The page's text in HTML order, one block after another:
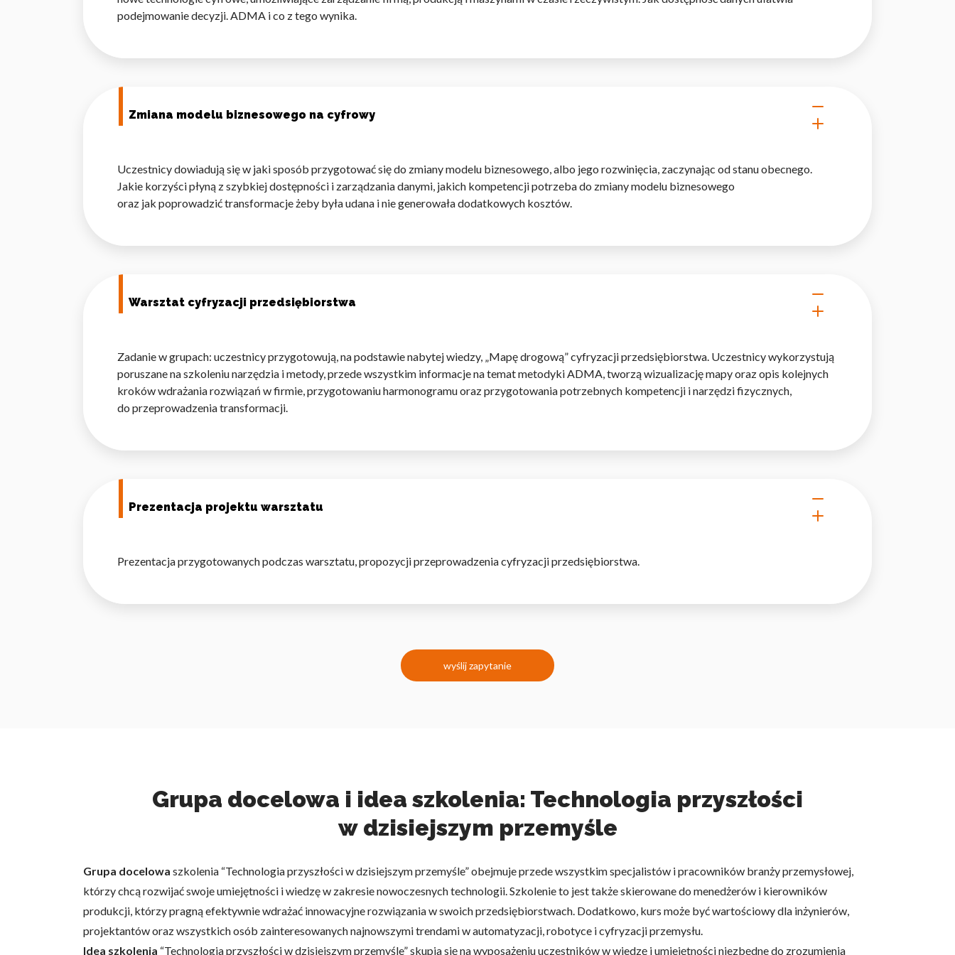
podejmowanie decyzji. ADMA i co z tego wynika.
Zmiana modelu biznesowego na cyfrowy
Uczestnicy dowiadują się w jaki sposób przygotować się do zmiany modelu biznesowego, albo jego rozwinięcia, zaczynając od stanu obecnego.
Jakie korzyści płyną z szybkiej dostępności i zarządzania danymi, jakich kompetencji potrzeba do zmiany modelu biznesowego
oraz jak poprowadzić transformacje żeby była udana i nie generowała dodatkowych kosztów.
Warsztat cyfryzacji przedsiębiorstwa
Zadanie w grupach: uczestnicy przygotowują, na podstawie nabytej wiedzy, „Mapę drogową” cyfryzacji przedsiębiorstwa. Uczestnicy wykorzystują
poruszane na szkoleniu narzędzia i metody, przede wszystkim informacje na temat metodyki ADMA, tworzą wizualizację mapy oraz opis kolejnych
kroków wdrażania rozwiązań w firmie, przygotowaniu harmonogramu oraz przygotowania potrzebnych kompetencji i narzędzi fizycznych,
do przeprowadzenia transformacji.
Prezentacja projektu warsztatu
Prezentacja przygotowanych podczas warsztatu, propozycji przeprowadzenia cyfryzacji przedsiębiorstwa.
wyślij zapytanie
Grupa docelowa i idea szkolenia: Technologia przyszłości
w dzisiejszym przemyśle
Grupa docelowa szkolenia “Technologia przyszłości w dzisiejszym przemyśle” obejmuje przede wszystkim specjalistów i pracowników branży przemysłowej,
którzy chcą rozwijać swoje umiejętności i wiedzę w zakresie nowoczesnych technologii. Szkolenie to jest także skierowane do menedżerów i kierowników
produkcji, którzy pragną efektywnie wdrażać innowacyjne rozwiązania w swoich przedsiębiorstwach. Dodatkowo, kurs może być wartościowy dla inżynierów,
projektantów oraz wszystkich osób zainteresowanych najnowszymi trendami w automatyzacji, robotyce i cyfryzacji przemysłu.
Idea szkolenia “Technologia przyszłości w dzisiejszym przemyśle” skupia się na wyposażeniu uczestników w wiedzę i umiejętności niezbędne do zrozumienia
Statystyka
na stronie, gromadząc i zgłaszając anonimowe informacje.
Marketingowe pliki cookie stosowane są w celu śledzenia użytkowników na stronach internetowych. Celem jest wyświetlanie
Nieklasyfikowane